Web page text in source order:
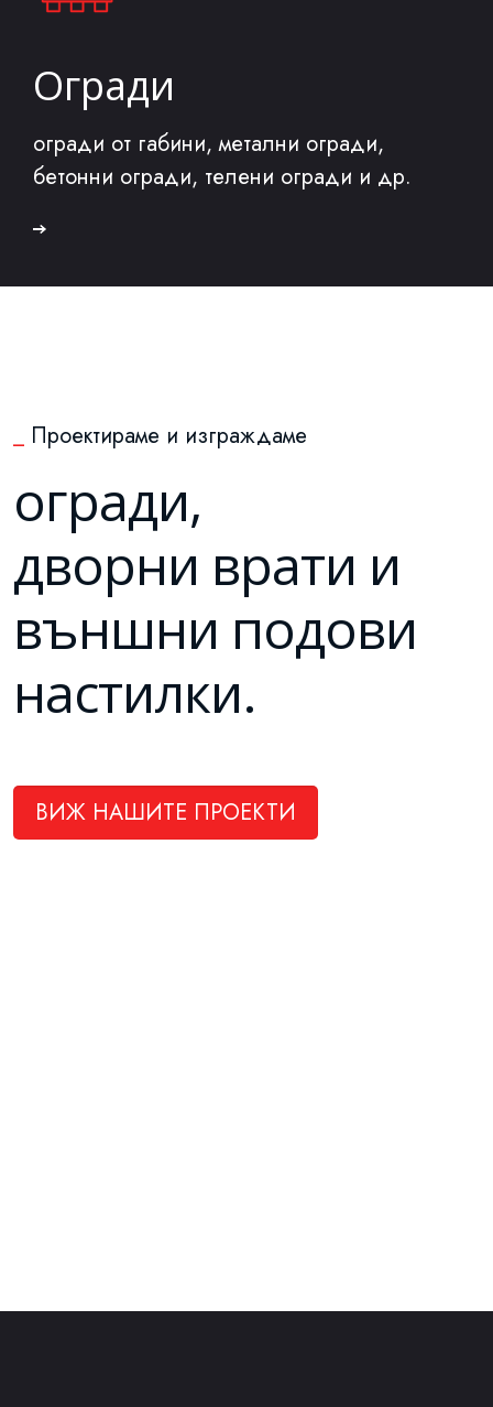
Огради
огради от габини, метални огради,
бетонни огради, телени огради и др.
_ Проектираме и изграждаме
огради,
дворни врати и
външни подови
настилки.
ВИЖ НАШИТЕ ПРОЕКТИ